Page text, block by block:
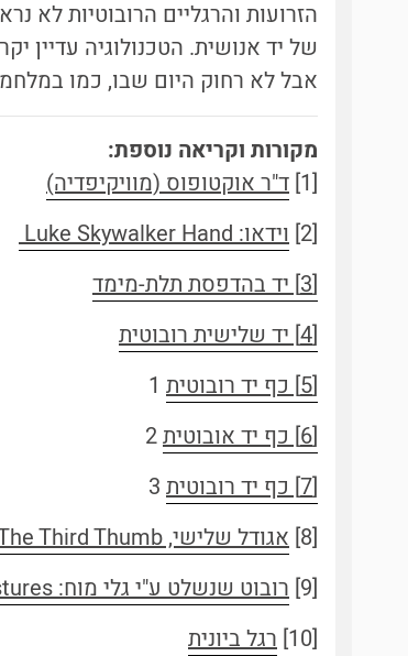
הזרועות והרגליים הרובוטיות לא
של יד אנושית. הטכנולוגיה עדיין
אבל לא רחוק היום שבו, כמו
מקורות וקריאה נוספת:
[1]
ד"ר אוקטופוס (מוויקיפדיה)
[2]
וידאו: Luke Skywalker Hand
[3] יד בהדפסת תלת-מימד
[4] יד שלישית רובוטית
[5] כף יד רובוטית
[6] כף יד אובוטית
[7] כף יד רובוטית
[8]
אגודל שלישי, The Third Thumb
[9]
רובוט שנשלט ע"י גלי מוח: How to control robots with brainwaves and hand gestures
[10]
רגל ביונית